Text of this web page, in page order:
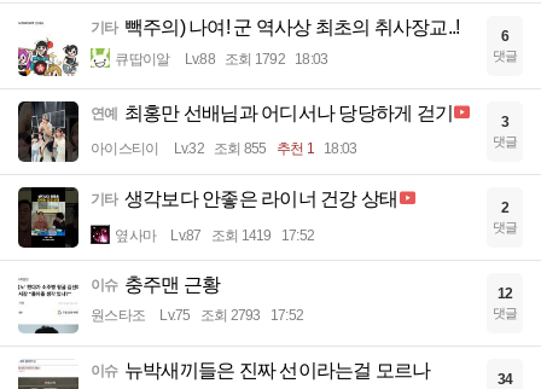
기타 빽주의) 나여! 군 역사상 최초의 취사장교..!
큐땁이알 Lv.88 조회 1792 18:03
6
댓글
연예 최홍만 선배님과 어디서나 당당하게 걷기
아이스티이 Lv.32 조회 855 추천 1 18:03
3
댓글
기타 생각보다 안좋은 라이너 건강 상태
옆사마 Lv.87 조회 1419 17:52
2
댓글
이슈 충주맨 근황
원스타조 Lv.75 조회 2793 17:52
12
댓글
이슈 뉴박새끼들은 진짜 선이라는걸 모르나 34